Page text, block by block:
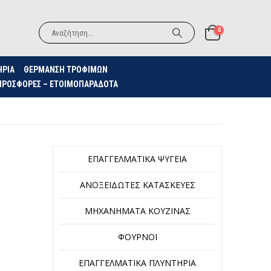
0
ΘΈΡΜΑΝΣΗ ΤΡΟΦΊΜΩΝ
– ΕΤΟΙΜΟΠΑΡΆΔΟΤΑ
ΕΠΑΓΓΕΛΜΑΤΙΚΆ ΨΥΓΕΊΑ
ΑΝΟΞΕΊΔΩΤΕΣ ΚΑΤΑΣΚΕΥΈΣ
ΜΗΧΑΝΉΜΑΤΑ ΚΟΥΖΊΝΑΣ
ΦΟΎΡΝΟΙ
ΕΠΑΓΓΕΛΜΑΤΙΚΆ ΠΛΥΝΤΉΡΙΑ